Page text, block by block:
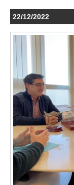
22/12/2022